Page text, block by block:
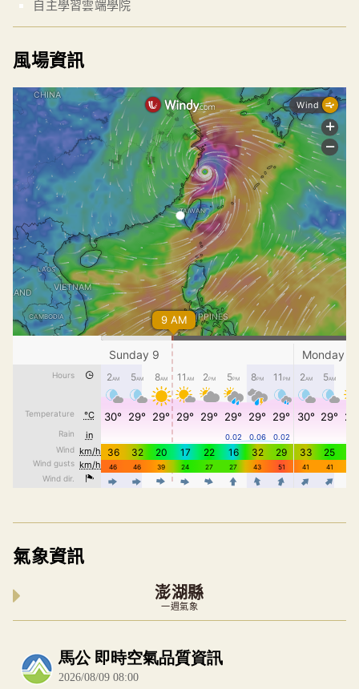
自主學習雲端學院
風場資訊
氣象資訊
澎湖縣
一週氣象
內嵌空氣品質小工具為視覺預覽，完整即時空